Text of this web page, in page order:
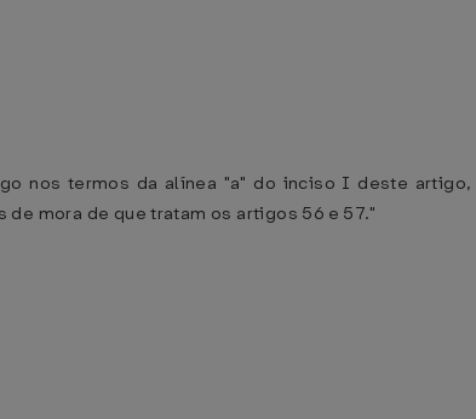
nos termos da alínea "a" do inciso I deste
mora de que tratam os artigos 56 e 57."